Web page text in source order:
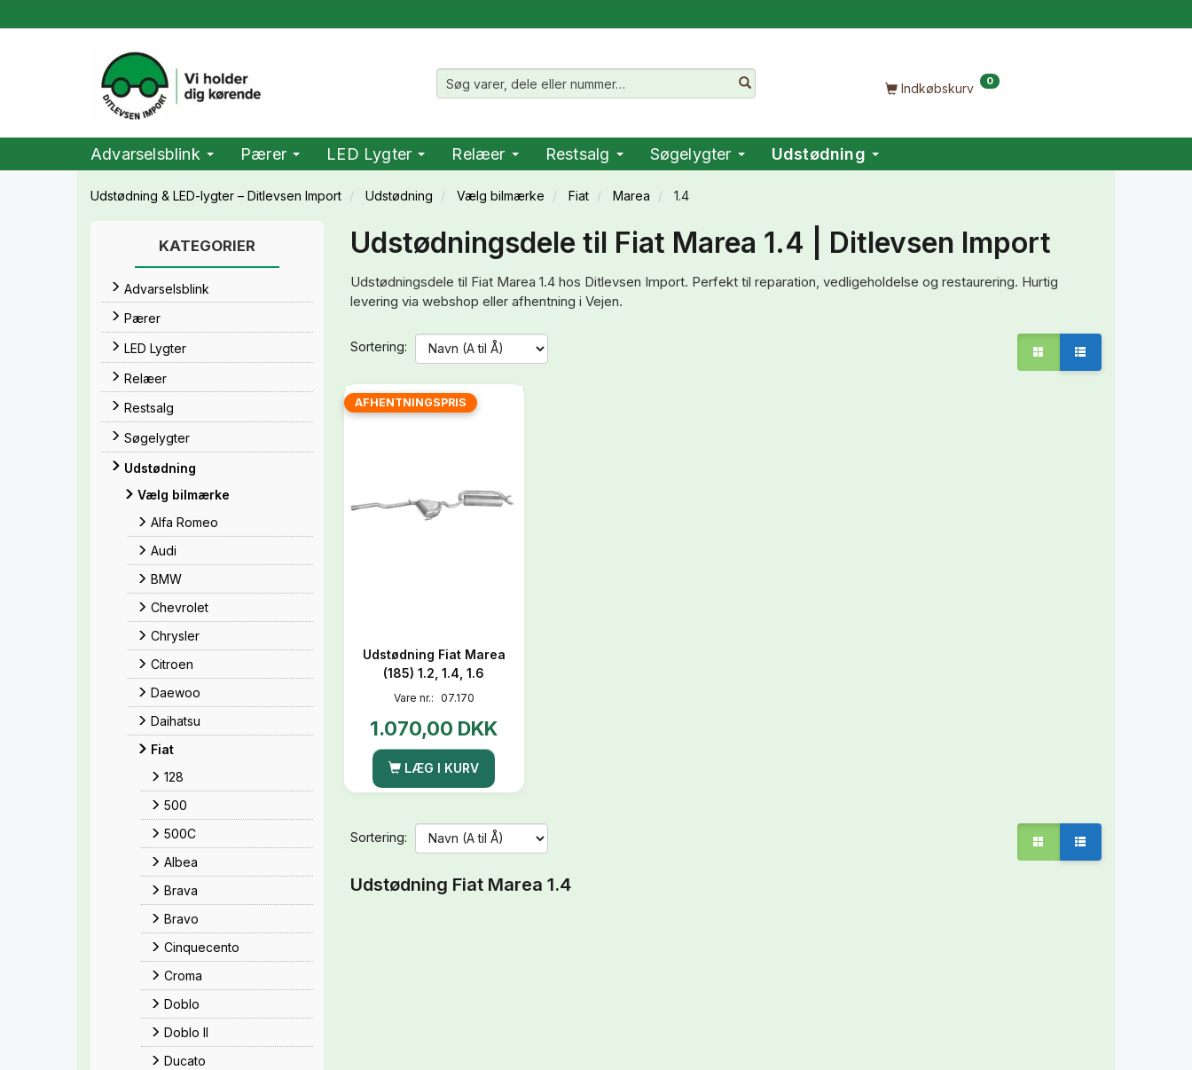
Indkøbskurv 0
Advarselsblink Pærer LED Lygter Relæer Restsalg Søgelygter Udstødning
Udstødning & LED-lygter – Ditlevsen Import Udstødning Vælg bilmærke Fiat Marea 1.4
KATEGORIER
Advarselsblink
Pærer
LED Lygter
Relæer
Restsalg
Søgelygter
Udstødning
Vælg bilmærke
Alfa Romeo
Audi
BMW
Chevrolet
Chrysler
Citroen
Daewoo
Daihatsu
Fiat
128
500
500C
Albea
Brava
Bravo
Cinquecento
Croma
Doblo
Doblo II
Ducato
Udstødningsdele til Fiat Marea 1.4 | Ditlevsen Import
Udstødningsdele til Fiat Marea 1.4 hos Ditlevsen Import. Perfekt til reparation, vedligeholdelse og restaurering. Hurtig
levering via webshop eller afhentning i Vejen.
Sortering:
AFHENTNINGSPRIS
Udstødning Fiat Marea
(185) 1.2, 1.4, 1.6
Vare nr.: 07.170
1.070,00 DKK
LÆG I KURV
Sortering:
Udstødning Fiat Marea 1.4